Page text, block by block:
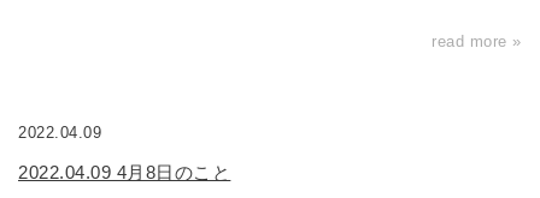
read more »
2022.04.09
2022.04.09 4月8日のこと